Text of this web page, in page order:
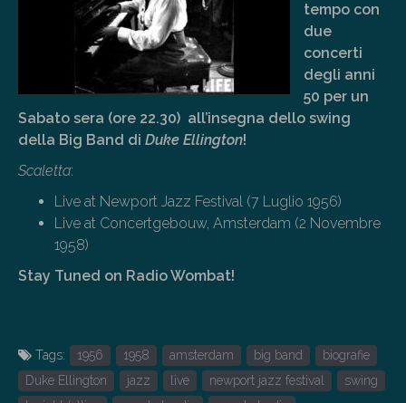
tempo con
due
concerti
degli anni
50 per un
Sabato sera (ore 22.30) all’insegna dello swing
della Big Band di Duke Ellington!
Scaletta:
Live at Newport Jazz Festival (7 Luglio 1956)
Live at Concertgebouw, Amsterdam (2 Novembre
1958)
Stay Tuned on Radio Wombat!
Tags: 1956 1958 amsterdam big band
biografie
Duke Ellington
jazz live newport jazz festival
swing